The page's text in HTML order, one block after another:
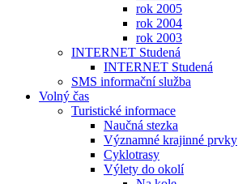
rok 2005
rok 2004
rok 2003
INTERNET Studená
INTERNET Studená
SMS informační služba
Volný čas
Turistické informace
Naučná stezka
Významné krajinné prvky
Cyklotrasy
Výlety do okolí